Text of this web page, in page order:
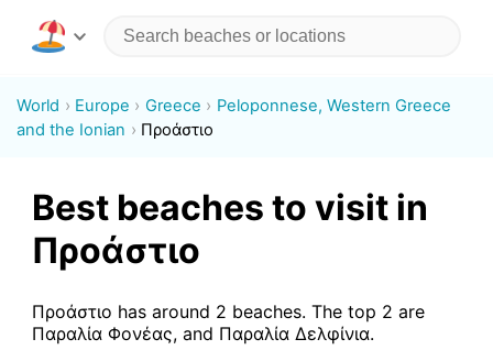
World Europe Greece
Peloponnese, Western Greece
and the Ionian
Προάστιο
Best beaches to visit in
Προάστιο
Προάστιο has around 2 beaches. The top 2 are
Παραλία Φονέας, and Παραλία Δελφίνια.